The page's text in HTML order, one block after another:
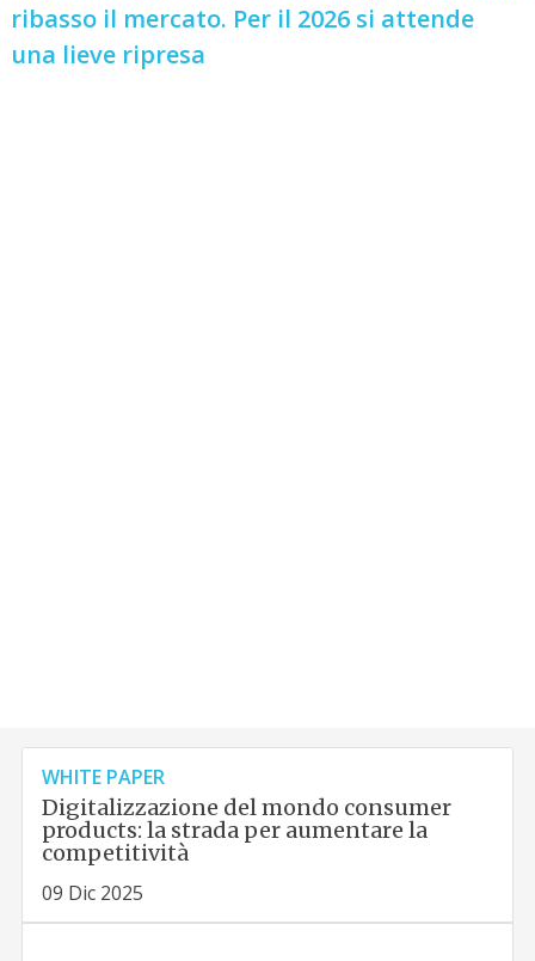
ribasso il mercato. Per il 2026 si attende
una lieve ripresa
WHITE PAPER
Digitalizzazione del mondo consumer
products: la strada per aumentare la
competitività
09 Dic 2025